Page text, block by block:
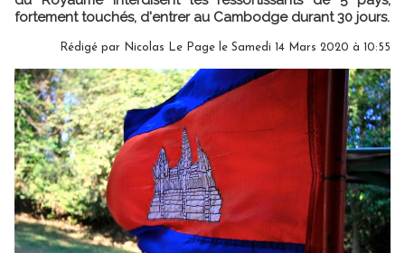
fortement touchés, d'entrer au Cambodge durant 30 jours.
Rédigé par Nicolas Le Page le Samedi 14 Mars 2020 à 10:55